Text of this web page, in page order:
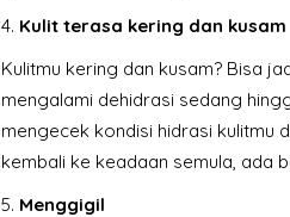
4. Kulit terasa kering dan kusam
Kulitmu kering dan kusam? Bisa
mengalami dehidrasi sedang
mengecek kondisi hidrasi kulitmu
kembali ke keadaan semula, ada
5. Menggigil